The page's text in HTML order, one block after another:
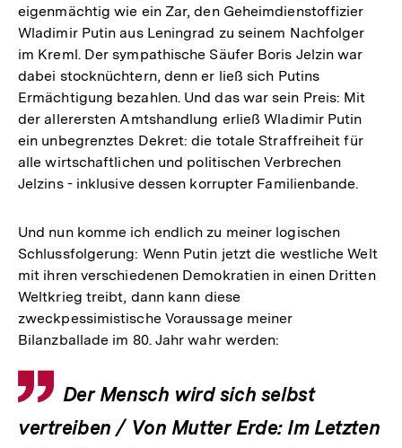
eigenmächtig wie ein Zar, den Geheimdienstoffizier
Wladimir Putin aus Leningrad zu seinem Nachfolger
im Kreml. Der sympathische Säufer Boris Jelzin war
dabei stocknüchtern, denn er ließ sich Putins
Ermächtigung bezahlen. Und das war sein Preis: Mit
der allerersten Amtshandlung erließ Wladimir Putin
ein unbegrenztes Dekret: die totale Straffreiheit für
alle wirtschaftlichen und politischen Verbrechen
Jelzins - inklusive dessen korrupter Familienbande.
Und nun komme ich endlich zu meiner logischen
Schlussfolgerung: Wenn Putin jetzt die westliche Welt
mit ihren verschiedenen Demokratien in einen Dritten
Weltkrieg treibt, dann kann diese
zweckpessimistische Voraussage meiner
Bilanzballade im 80. Jahr wahr werden:
Zitat
Der Mensch wird sich selbst
vertreiben / Von Mutter Erde: Im Letzten